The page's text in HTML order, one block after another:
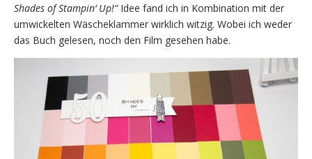
Shades of Stampin‘ Up!“Idee fand ich in Kombination mit der
umwickelten Wäscheklammer wirklich witzig. Wobei ich weder
das Buch gelesen, noch den Film gesehen habe.